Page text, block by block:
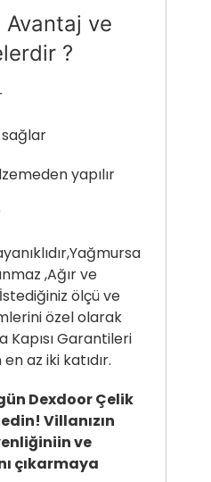
Avantaj ve
?
sağlar
yapılır
,Ağır ve
ölçü ve
özel olarak
Kapısı Garantileri
az iki katıdır.
Dexdoor Çelik
Villanızın
ve
çıkarmaya